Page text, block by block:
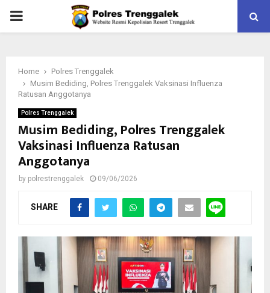
PRIMARY
Home
Polres Trenggalek
Musim Bediding, Polres Trenggalek Vaksinasi Influenza
Ratusan Anggotanya
Polres Trenggalek
Musim Bediding, Polres Trenggalek
Vaksinasi Influenza Ratusan
Anggotanya
by polrestrenggalek 09/06/2026
SHARE